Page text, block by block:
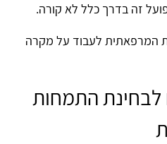
זה בדרך כלל לא קורה.
המרפאתית לעבוד על מקרה
לבחינת התמחות